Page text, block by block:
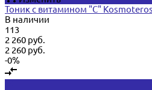
Тоник с витамином "С"
В наличии
113
2 260 руб.
2 260 руб.
-0%